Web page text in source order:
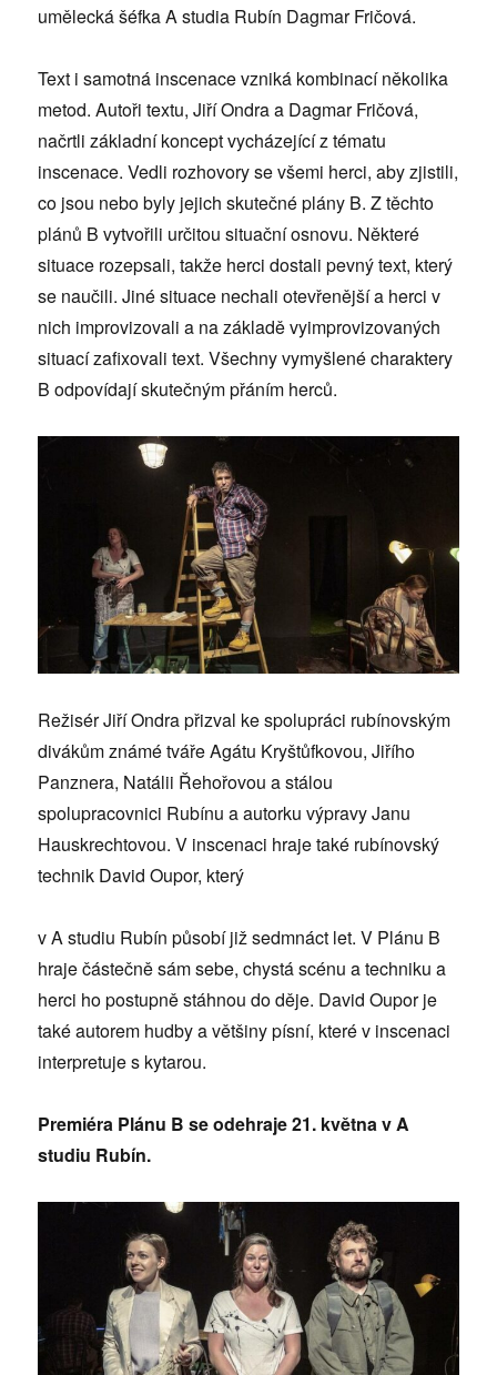
umělecká šéfka A studia Rubín Dagmar Fričová.
Text i samotná inscenace vzniká kombinací několika
metod. Autoři textu, Jiří Ondra a Dagmar Fričová,
načrtli základní koncept vycházející z tématu
inscenace. Vedli rozhovory se všemi herci, aby zjistili,
co jsou nebo byly jejich skutečné plány B. Z těchto
plánů B vytvořili určitou situační osnovu. Některé
situace rozepsali, takže herci dostali pevný text, který
se naučili. Jiné situace nechali otevřenější a herci v
nich improvizovali a na základě vyimprovizovaných
situací zafixovali text. Všechny vymyšlené charaktery
B odpovídají skutečným přáním herců.
Režisér Jiří Ondra přizval ke spolupráci rubínovským
divákům známé tváře Agátu Kryštůfkovou, Jiřího
Panznera, Natálii Řehořovou a stálou
spolupracovnici Rubínu a autorku výpravy Janu
Hauskrechtovou. V inscenaci hraje také rubínovský
technik David Oupor, který
v A studiu Rubín působí již sedmnáct let. V Plánu B
hraje částečně sám sebe, chystá scénu a techniku a
herci ho postupně stáhnou do děje. David Oupor je
také autorem hudby a většiny písní, které v inscenaci
interpretuje s kytarou.
Premiéra Plánu B se odehraje 21. května v A
studiu Rubín.